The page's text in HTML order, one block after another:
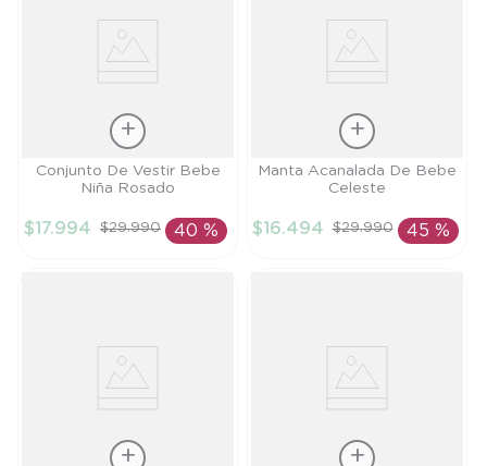
Talla
AÑADIR AL
Conjunto De Vestir Bebe
Niña Rosado
$17.994 $29.990 40 %
Talla
AÑADIR AL
Manta Acanalada De Bebe
Celeste
$16.494 $29.990 45 %